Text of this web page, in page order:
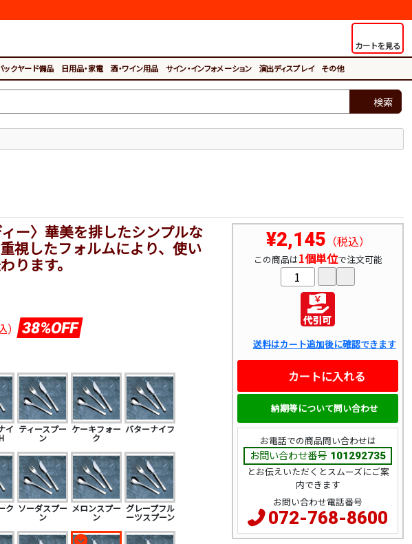
カートを見る
ックヤード備品 日用品・家電 酒・ワイン用品 サイン・インフォメーション 演出ディスプレイ その他
検索
ー〉華美を排したシンプルな
視したフォルムにより、使い
ります。
） 38%OFF
イ ティースプー
ン
ケーキフォー
ク
バターナイフ
ク ソーダスプー
ン
メロンスプー
ン
グレープフル
ーツスプーン
¥2,145 （税込）
この商品は1個単位で注文可能
送料はカート追加後に確認できます
カートに入れる
納期等について問い合わせ
お電話での商品問い合わせは
お問い合わせ番号 101292735
とお伝えいただくとスムーズにご案
内できます
お問い合わせ電話番号
072-768-8600